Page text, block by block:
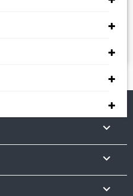


